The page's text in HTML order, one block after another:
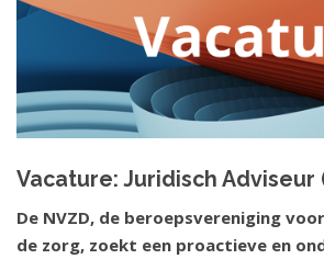
Vacature: Juridisch Adviseur
De NVZD, de beroepsvereniging
de zorg, zoekt een proactieve en